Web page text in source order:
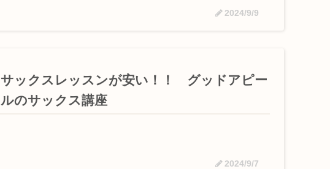
2024/9/9
サックスレッスンが安い！！ グッドアピー
ルのサックス講座
2024/9/7